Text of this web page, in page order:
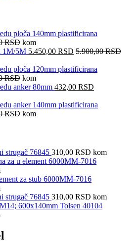
ploča 140mm plastificirana
RSD kom
1M/5M 5.450,00 RSD 5.900,00RSD
ploča 120mm plastificirana
RSD kom
anker 80mm 432,00 RSD
anker 140mm plastificirana
RSD kom
strugač 76845 310,00 RSD kom
za u element 6000MM-7016
za stub 6000MM-7016
strugač 76845 310,00 RSD kom
600x140mm Tolsen 40104